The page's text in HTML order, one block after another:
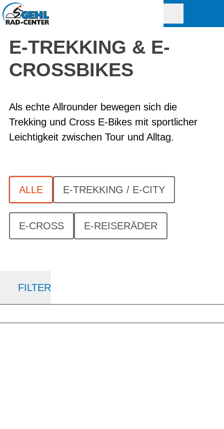
E-TREKKING & E-
CROSSBIKES
Als echte Allrounder bewegen sich die
Trekking und Cross E-Bikes mit sportlicher
Leichtigkeit zwischen Tour und Alltag.
ALLE E-TREKKING / E-CITY
E-CROSS E-REISERÄDER
FILTER